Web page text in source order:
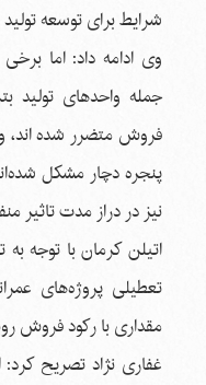
شرایط برای توسعه
وی ادامه داد: اما
فروش متضرر شده اند،
پنجره دچار مشکل
نیز در دراز مدت تاثیر
تعطیلی پروژه‌های
مقداری با رکود فروش
غفاری نژاد تصریح